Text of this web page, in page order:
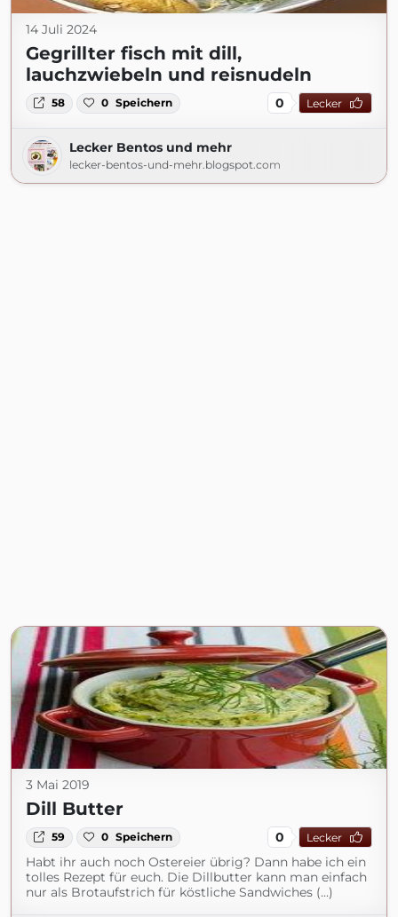
14 Juli 2024
Gegrillter fisch mit dill,
lauchzwiebeln und reisnudeln
58 0 Speichern 0 Lecker
Lecker Bentos und mehr
lecker-bentos-und-mehr.blogspot.com
3 Mai 2019
Dill Butter
59 0 Speichern 0 Lecker
Habt ihr auch noch Ostereier übrig? Dann habe ich ein
tolles Rezept für euch. Die Dillbutter kann man einfach
nur als Brotaufstrich für köstliche Sandwiches (...)